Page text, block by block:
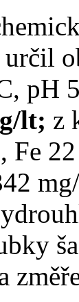
určil
pH
lt; z
Fe